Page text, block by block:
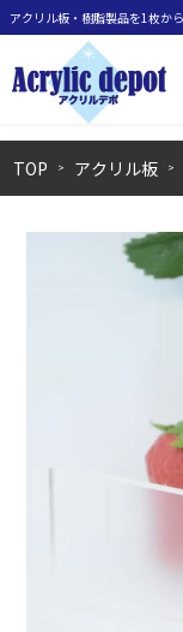
TOP アクリル板